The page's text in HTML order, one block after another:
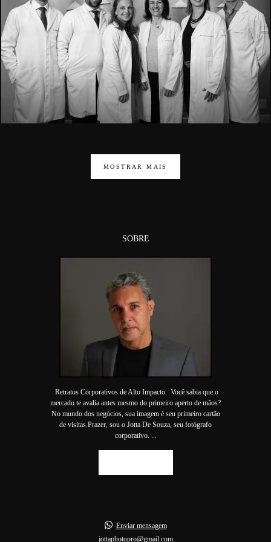
MOSTRAR MAIS
SOBRE
Retratos Corporativos de Alto Impacto. Você sabia que o
mercado te avalia antes mesmo do primeiro aperto de mãos?
No mundo dos negócios, sua imagem é seu primeiro cartão
de visitas.Prazer, sou o Jotta De Souza, seu fotógrafo
corporativo. ...
Enviar mensagem
jottaphotopro@gmail.com